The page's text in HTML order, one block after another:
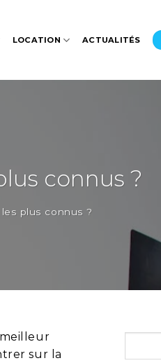
LOCATION ACTUALITÉS
connus ?
plus connus ?
sur la